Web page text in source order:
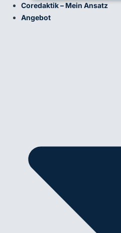
Coredaktik – Mein Ansatz
Angebot